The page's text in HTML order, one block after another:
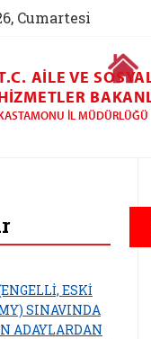
Cumartesi
AILE VE
İL MÜDÜRLÜĞÜ
Aile
ESKİ
SINAVINDA
ADAYLARDAN